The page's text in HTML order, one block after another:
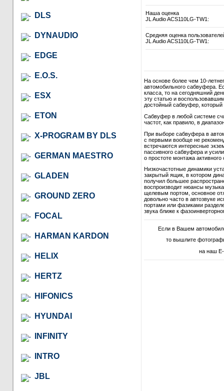
DLS
DYNAUDIO
EDGE
E.O.S.
ESX
ETON
X-PROGRAM BY DLS
GERMAN MAESTRO
GLADEN
GROUND ZERO
FOCAL
HARMAN KARDON
HELIX
HERTZ
HIFONICS
HYUNDAI
INFINITY
INTRO
JBL
Наша оценка
JL Audio ACS110LG-TW1:
Средняя оценка
JL Audio ACS110LG-TW1:
На основе более чем 10-
автомобильного сабвуфера.
класса, то на сегодняшний
эту статью и
достойный сабвуфер, который
Сабвуфер в любой системе
частот, как правило, в
При выборе сабвуфера в
с первыми вообще не
встречаются интересные
пассивного сабвуфера и
о простоте монтажа
Низкочастотные динамики
закрытый ящик, в котором
получил большее
воспроизводит нюансы
щелевым портом, основное
довольно часто в автозвуке
портами или фазиками
звука ближе к
Если в Вашем
то вышлите
на наш